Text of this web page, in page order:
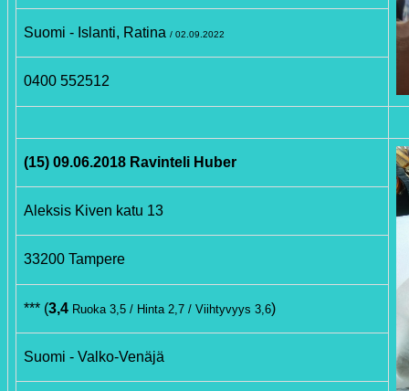
Suomi - Islanti, Ratina / 02.09.2022
0400 552512
(15) 09.06.2018 Ravinteli Huber
Aleksis Kiven katu 13
33200 Tampere
*** (3,4 Ruoka 3,5 / Hinta 2,7 / Viihtyvyys 3,6)
Suomi - Valko-Venäjä